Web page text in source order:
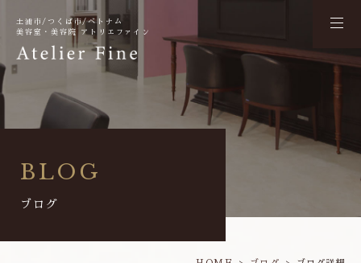
土浦市/つくば市/ベトナム
美容室・美容院 アトリエファイン
BLOG
ブログ